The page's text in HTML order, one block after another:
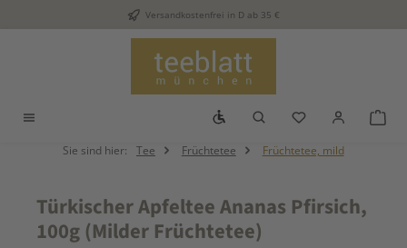
Zum Hauptinhalt springenVersandkostenfrei in D ab 35 €
Werkzeugleiste anzeigen
Du hast 0
Sie sind hier: Tee Früchtetee Früchtetee, mild
Türkischer Apfeltee Ananas Pfirsich,
100g (Milder Früchtetee)